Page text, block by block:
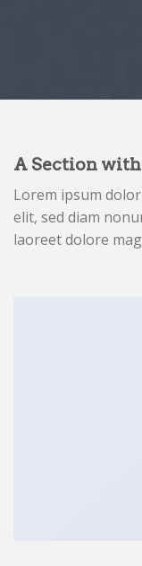
A Section
Lorem ipsum
elit, sed diam
laoreet dolore